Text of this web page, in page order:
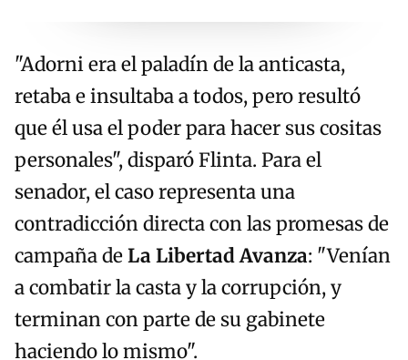
"Adorni era el paladín de la anticasta,
retaba e insultaba a todos, pero resultó
que él usa el poder para hacer sus cositas
personales", disparó Flinta. Para el
senador, el caso representa una
contradicción directa con las promesas de
campaña deLa Libertad Avanza: "Venían
a combatir la casta y la corrupción, y
terminan con parte de su gabinete
haciendo lo mismo".